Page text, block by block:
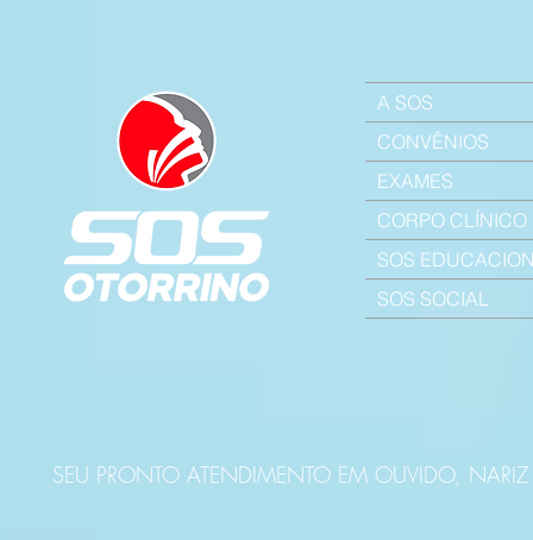
A SOS
CONVÊNIOS
EXAMES
CORPO CLÍNICO
SOS
SOS SOCIAL
SEU PRONTO ATENDIMENTO EM OUVIDO,